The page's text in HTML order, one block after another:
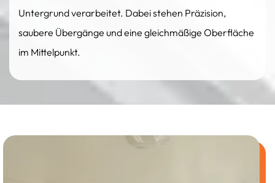
Untergrund verarbeitet. Dabei stehen Präzision,
saubere Übergänge und eine gleichmäßige Oberfläche
im Mittelpunkt.